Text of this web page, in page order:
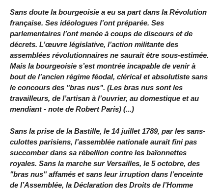
Sans doute la bourgeoisie a eu sa part dans la Révolution
française. Ses idéologues l’ont préparée. Ses
parlementaires l’ont menée à coups de discours et de
décrets. L’œuvre législative, l’action militante des
assemblées révolutionnaires ne saurait être sous-estimée.
Mais la bourgeoisie s’est montrée incapable de venir à
bout de l’ancien régime féodal, clérical et absolutiste sans
le concours des "bras nus". (Les bras nus sont les
travailleurs, de l’artisan à l’ouvrier, au domestique et au
mendiant - note de Robert Paris) (...)
Sans la prise de la Bastille, le 14 juillet 1789, par les sans-
culottes parisiens, l’assemblée nationale aurait fini pas
succomber dans sa rébellion contre les baïonnettes
royales. Sans la marche sur Versailles, le 5 octobre, des
"bras nus" affamés et sans leur irruption dans l’enceinte
de l’Assemblée, la Déclaration des Droits de l’Homme